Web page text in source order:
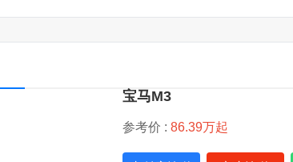
宝马M3
参考价 : 86.39万起